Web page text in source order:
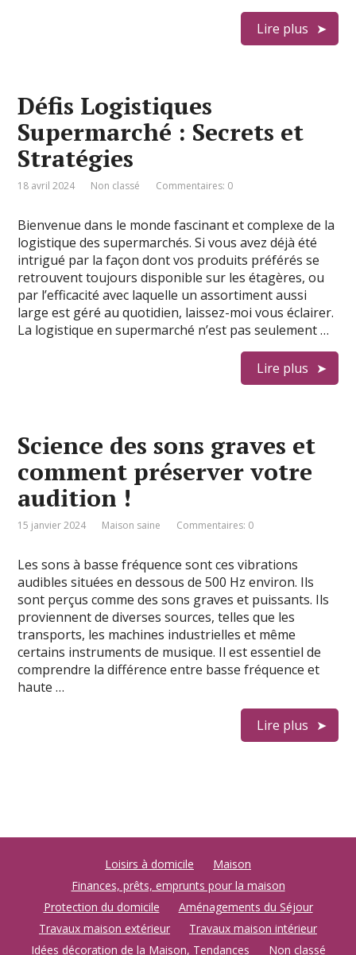
Lire plus
Défis Logistiques
Supermarché : Secrets et
Stratégies
18 avril 2024 Non classé Commentaires: 0
Bienvenue dans le monde fascinant et complexe de la
logistique des supermarchés. Si vous avez déjà été
intrigué par la façon dont vos produits préférés se
retrouvent toujours disponible sur les étagères, ou
par l’efficacité avec laquelle un assortiment aussi
large est géré au quotidien, laissez-moi vous éclairer.
La logistique en supermarché n’est pas seulement …
Lire plus
Science des sons graves et
comment préserver votre
audition !
15 janvier 2024 Maison saine Commentaires: 0
Les sons à basse fréquence sont ces vibrations
audibles situées en dessous de 500 Hz environ. Ils
sont perçus comme des sons graves et puissants. Ils
proviennent de diverses sources, telles que les
transports, les machines industrielles et même
certains instruments de musique. Il est essentiel de
comprendre la différence entre basse fréquence et
haute …
Lire plus
Loisirs à domicile
Maison
Finances, prêts, emprunts pour la maison
Protection du domicile
Aménagements du Séjour
Travaux maison extérieur
Travaux maison intérieur
Idées décoration de la Maison, Tendances
Non classé